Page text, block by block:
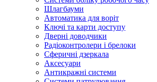
Шлагбауми
Автоматика для воріт
Ключі та карти доступу
Дверні доводчики
Радіоконтролери і брелоки
Сферичні дзеркала
Аксесуари
Антикражні системи